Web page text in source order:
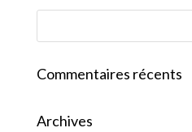
Commentaires récents
Archives